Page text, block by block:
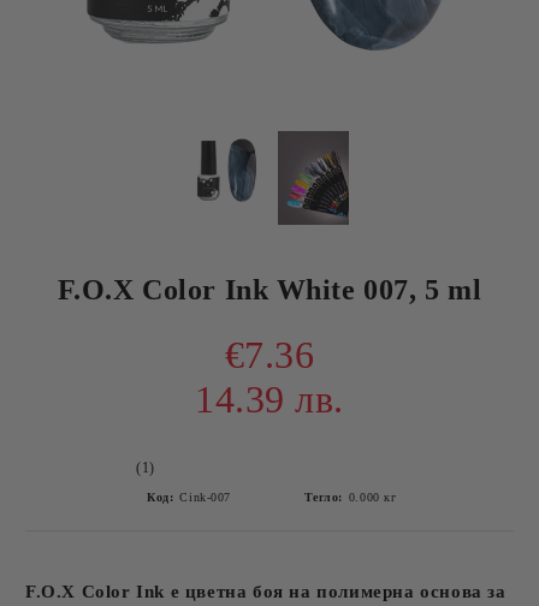
F.O.X Color Ink White 007, 5 ml
€7.36
14.39 лв.
(1)
Код: Сink-007 Тегло: 0.000 кг
F.O.X Color Ink е цветна боя на полимерна основа за